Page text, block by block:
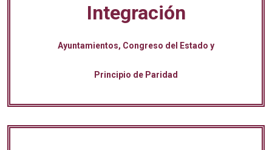
Integración
Ayuntamientos, Congreso del Estado y
Principio de Paridad